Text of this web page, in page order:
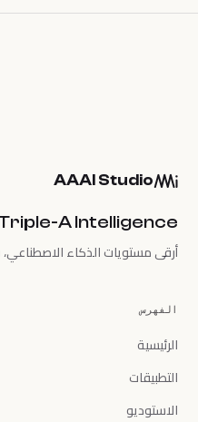
AAAI Studio
A Intelligence.
أرقى مستويات الذكاء
الفهرس
الرئيسية
التطبيقات
الاستوديو